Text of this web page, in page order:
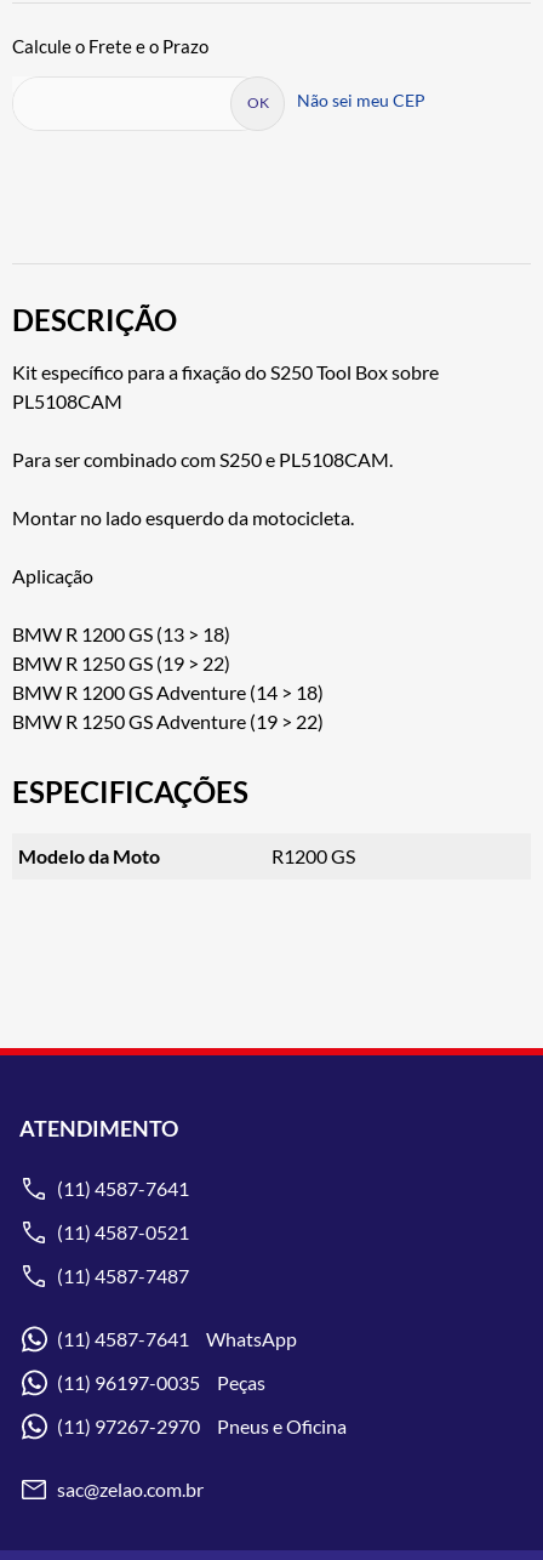
Não sei meu CEP
DESCRIÇÃO
Kit específico para a fixação do S250 Tool Box sobre
PL5108CAM
Para ser combinado com S250 e PL5108CAM.
Montar no lado esquerdo da motocicleta.
Aplicação
BMW R 1200 GS (13 > 18)
BMW R 1250 GS (19 > 22)
BMW R 1200 GS Adventure (14 > 18)
BMW R 1250 GS Adventure (19 > 22)
ESPECIFICAÇÕES
Modelo da Moto R1200 GS
ATENDIMENTO
(11) 4587-7641
(11) 4587-0521
(11) 4587-7487
(11) 4587-7641 WhatsApp
(11) 96197-0035 Peças
(11) 97267-2970 Pneus e Oficina
sac@zelao.com.br